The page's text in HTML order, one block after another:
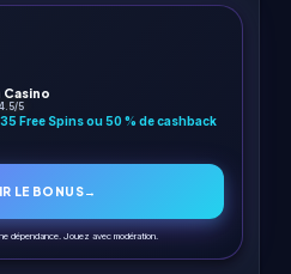
Casino
4.5/5
Free Spins ou 50 % de cashback
LE BONUS→
dépendance. Jouez avec modération.